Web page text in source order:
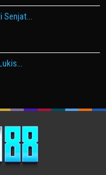
Senjat…